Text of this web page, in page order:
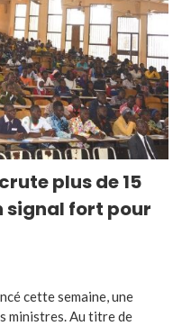
plus de 15
signal fort pour
cette semaine, une
ministres. Au titre de